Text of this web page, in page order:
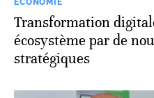
Transformation
écosystème par de
stratégiques